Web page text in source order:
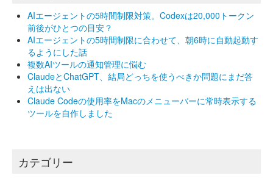
AIエージェントの5時間制限対策。Codexは20,000トークン
前後がひとつの目安？
AIエージェントの5時間制限に合わせて、朝6時に自動起動す
るようにした話
複数AIツールの通知管理に悩む
ClaudeとChatGPT、結局どっちを使うべきか問題にまだ答
えは出ない
Claude Codeの使用率をMacのメニューバーに常時表示する
ツールを自作しました
カテゴリー